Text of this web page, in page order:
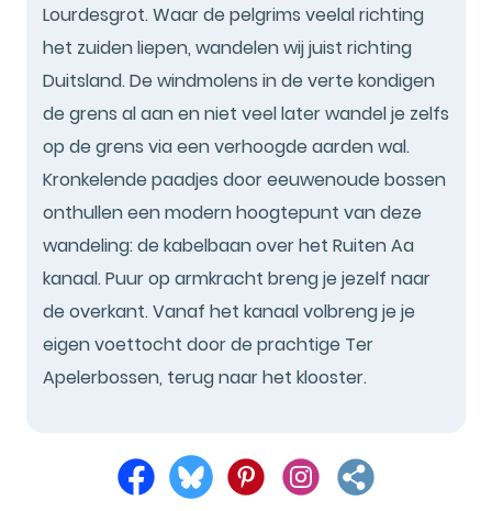
Lourdesgrot. Waar de pelgrims veelal richting
het zuiden liepen, wandelen wij juist richting
Duitsland. De windmolens in de verte kondigen
de grens al aan en niet veel later wandel je zelfs
op de grens via een verhoogde aarden wal.
Kronkelende paadjes door eeuwenoude bossen
onthullen een modern hoogtepunt van deze
wandeling: de kabelbaan over het Ruiten Aa
kanaal. Puur op armkracht breng je jezelf naar
de overkant. Vanaf het kanaal volbreng je je
eigen voettocht door de prachtige Ter
Apelerbossen, terug naar het klooster.